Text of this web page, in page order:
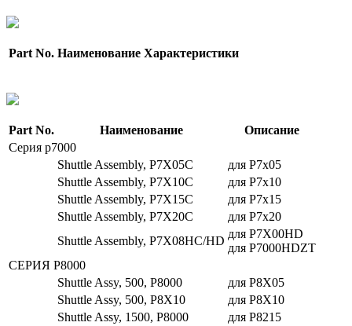
Part No. Наименование Характеристики
Part No. Наименование
Описание
Серия p7000
Shuttle Assembly, P7X05C
для Р7х05
Shuttle Assembly, P7X10C
для Р7х10
Shuttle Assembly, P7X15C
для Р7х15
Shuttle Assembly, P7X20C
для Р7х20
Shuttle Assembly, P7X08HC/HD
для P7X00HD
для P7000HDZT
СЕРИЯ P8000
Shuttle Assy, 500, P8000
для P8X05
Shuttle Assy, 500, P8X10
для P8X10
Shuttle Assy, 1500, P8000
для P8215